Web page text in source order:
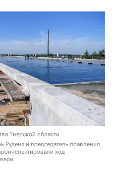
Тверской области
Руденя и председатель правления
ход